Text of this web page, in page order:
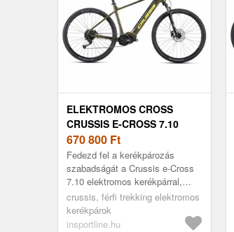
ELEKTROMOS CROSS
CRUSSIS E-CROSS 7.10
522WH 28" - 2025
670 800 Ft
Fedezd fel a kerékpározás
szabadságát a Crussis e-Cross
7.10 elektromos kerékpárral,
amely messzebbre visz, mint
álmodod! Olyan elektromos
kerékpár...
crussis, férfi trekking elektromos
kerékpárok
insportline.hu